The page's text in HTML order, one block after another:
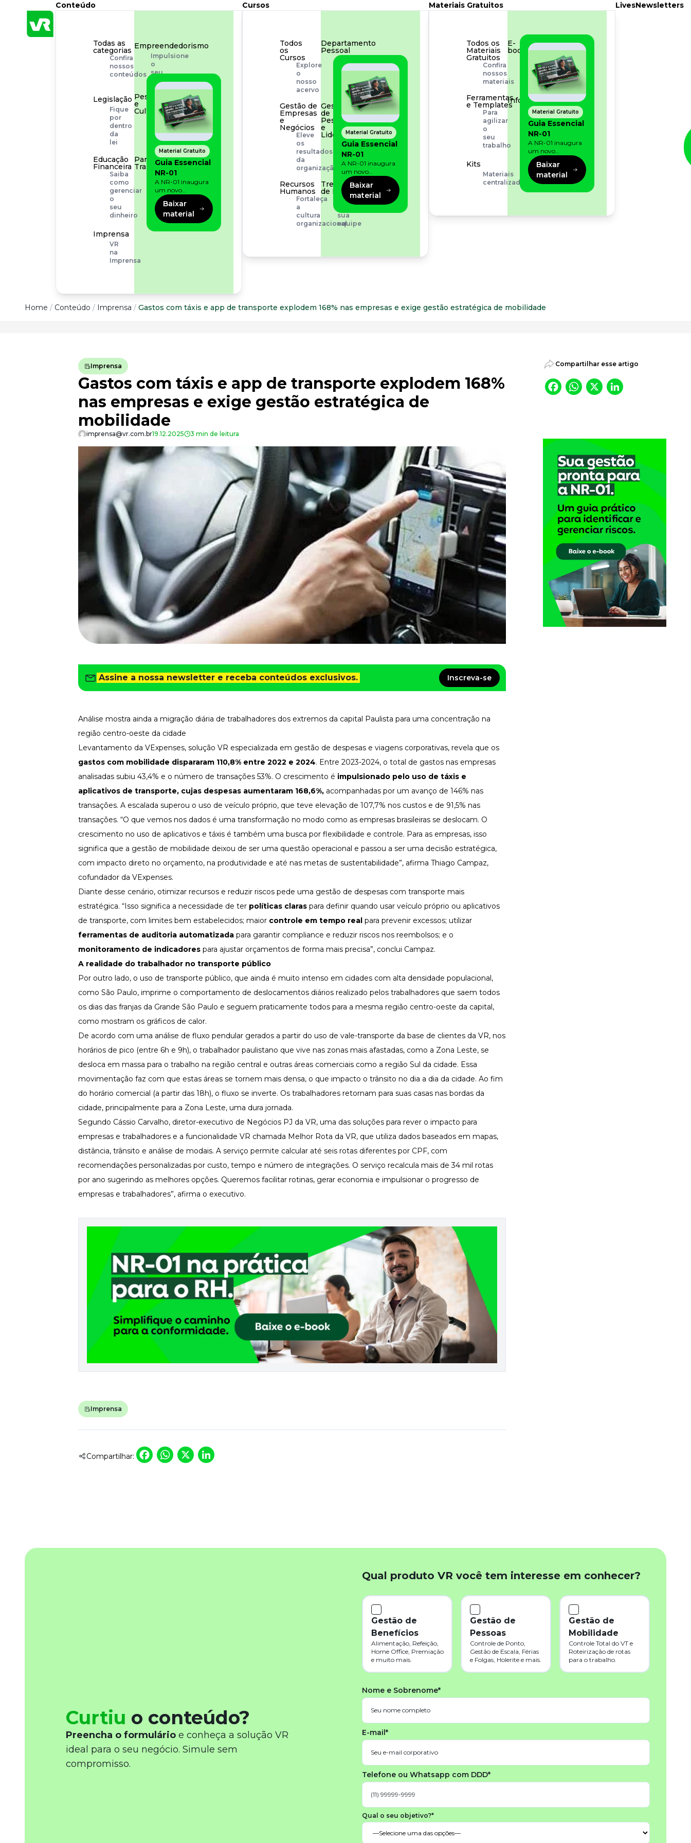
Conteúdo
Todas as
categorias
Confira
nossos
conteúdos
Empreendedorismo
Impulsione
o
seu
negócio
Legislação
Fique
por
dentro
da
lei
Pessoas
e
Cultura
Aprimore
cultura
organizacional
Educação
Financeira
Saiba
como
gerenciar
o
seu
dinheiro
Para o
Trabalhador
Tudo
para
facilitar
rotina
Imprensa
VR
na
Imprensa
Material Gratuito
Guia Essencial
NR-01
A NR-01 inaugura
um novo
momento na
prevenção de riscos:
agora, além dos
fatores físicos e
operacionais, as
Baixar
material
Cursos
Todos
os
Cursos
Explore
o
nosso
acervo
Departamento
Pessoal
Para
simplificar
processos
Gestão de
Empresas
e
Negócios
Eleve
os
resultados
da
organização
Gestão
de
Pessoas
e
Liderança
Capacitação
com
especialistas
Recursos
Humanos
Fortaleça
a
cultura
organizacional
Treinamento
de Produto
Desenvolva
sua
equipe
Material Gratuito
Guia Essencial
NR-01
A NR-01 inaugura
um novo
momento na
prevenção de riscos:
agora, além dos
fatores físicos e
operacionais, as
empresas precisam
olhar também
Baixar
material
Materiais Gratuitos
Todos os
Materiais
Gratuitos
Confira
nossos
materiais
E-
book
Aprofunde
seu
conhecimento
Ferramentas
e Templates
Para
agilizar
o
seu
trabalho
Infográfico
Conteúdo
prático
rápido
Kits
Materiais
centralizados
Material Gratuito
Guia Essencial
NR-01
A NR-01 inaugura
um novo
momento na
prevenção de riscos:
agora, além dos
fatores físicos e
operacionais, as
para os riscos
Baixar
material
LivesNewsletters
Conteúdo
Todas as categorias
Confira nossos conteúdos
Empreendedorismo
Fique por dentro da lei
Pessoas e Cultura
Educação Financeira
Saiba como gerenciar o seu dinheiro
Para o Trabalhador
Tudo para facilitar a rotina
Todos os Cursos
Explore o nosso acervo
Departamento Pessoal
Para simplificar os processos
Gestão de Empresas e Negócios
Gestão de Pessoas e Liderança
Capacitação com especialistas
Recursos Humanos
Treinamento de Produto
Desenvolva a sua equipe
Materiais Gratuitos
Materiais Gratuitos
Todos os Materiais Gratuitos
Confira nossos materiais
Ferramentas e Templates
Para agilizar o seu trabalho
Conteúdo prático e rápido
Materiais centralizados
Home / Conteúdo / Imprensa / Gastos com táxis e app de transporte explodem 168% nas empresas e exige gestão estratégica de mobilidade
Imprensa
Gastos com táxis e app de transporte explodem 168%
nas empresas e exige gestão estratégica de
mobilidade
imprensa@vr.com.br19.12.2025 3 min de leitura
Assine a nossa newsletter e receba conteúdos exclusivos. Inscreva-se
Análise mostra ainda a migração diária de trabalhadores dos extremos da capital Paulista para uma concentração na
região centro-oeste da cidade
Levantamento da VExpenses, solução VR especializada em gestão de despesas e viagens corporativas, revela que os
gastos com mobilidade dispararam 110,8% entre 2022 e 2024. Entre 2023-2024, o total de gastos nas empresas
analisadas subiu 43,4% e o número de transações 53%. O crescimento é impulsionado pelo uso de táxis e
aplicativos de transporte, cujas despesas aumentaram 168,6%, acompanhadas por um avanço de 146% nas
transações. A escalada superou o uso de veículo próprio, que teve elevação de 107,7% nos custos e de 91,5% nas
transações. “O que vemos nos dados é uma transformação no modo como as empresas brasileiras se deslocam. O
crescimento no uso de aplicativos e táxis é também uma busca por flexibilidade e controle. Para as empresas, isso
significa que a gestão de mobilidade deixou de ser uma questão operacional e passou a ser uma decisão estratégica,
com impacto direto no orçamento, na produtividade e até nas metas de sustentabilidade”, afirma Thiago Campaz,
cofundador da VExpenses.
Diante desse cenário, otimizar recursos e reduzir riscos pede uma gestão de despesas com transporte mais
estratégica. “Isso significa a necessidade de ter políticas claras para definir quando usar veículo próprio ou aplicativos
de transporte, com limites bem estabelecidos; maior controle em tempo real para prevenir excessos; utilizar
ferramentas de auditoria automatizada para garantir compliance e reduzir riscos nos reembolsos; e o
monitoramento de indicadores para ajustar orçamentos de forma mais precisa”, conclui Campaz.
A realidade do trabalhador no transporte público
Por outro lado, o uso de transporte público, que ainda é muito intenso em cidades com alta densidade populacional,
como São Paulo, imprime o comportamento de deslocamentos diários realizado pelos trabalhadores que saem todos
os dias das franjas da Grande São Paulo e seguem praticamente todos para a mesma região centro-oeste da capital,
como mostram os gráficos de calor.
De acordo com uma análise de fluxo pendular gerados a partir do uso de vale-transporte da base de clientes da VR, nos
horários de pico (entre 6h e 9h), o trabalhador paulistano que vive nas zonas mais afastadas, como a Zona Leste, se
desloca em massa para o trabalho na região central e outras áreas comerciais como a região Sul da cidade. Essa
movimentação faz com que estas áreas se tornem mais densa, o que impacto o trânsito no dia a dia da cidade. Ao fim
do horário comercial (a partir das 18h), o fluxo se inverte. Os trabalhadores retornam para suas casas nas bordas da
cidade, principalmente para a Zona Leste, uma dura jornada.
Segundo Cássio Carvalho, diretor-executivo de Negócios PJ da VR, uma das soluções para rever o impacto para
empresas e trabalhadores e a funcionalidade VR chamada Melhor Rota da VR, que utiliza dados baseados em mapas,
distância, trânsito e análise de modais. A serviço permite calcular até seis rotas diferentes por CPF, com
recomendações personalizadas por custo, tempo e número de integrações. O serviço recalcula mais de 34 mil rotas
por ano sugerindo as melhores opções. Queremos facilitar rotinas, gerar economia e impulsionar o progresso de
empresas e trabalhadores”, afirma o executivo.
Imprensa
Compartilhar: Facebook
WhatsApp
X
Compartilhar esse artigo
Facebook
WhatsApp
X
Curtiu o conteúdo?
Preencha o formulário e conheça a solução VR
ideal para o seu negócio. Simule sem
compromisso.
Qual produto VR você tem interesse em conhecer?
Gestão de
Benefícios
Alimentação, Refeição,
Home Office, Premiação
e muito mais.
Gestão de
Pessoas
Controle de Ponto,
Gestão de Escala, Férias
e Folgas, Holerite e mais.
Gestão de
Mobilidade
Controle Total do VT e
Roteirização de rotas
para o trabalho.
Nome e Sobrenome*
E-mail*
Telefone ou Whatsapp com DDD*
Qual o seu objetivo?*